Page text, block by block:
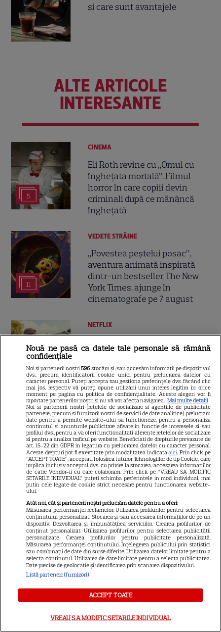
și care sunt avantajele
ALTE ARTICOLE
INTERESANTE
5
CINEMA
Eli Roth revine cu „Omul cu
înghețata mortală”. Filmul
horror în care copiii devin
criminali după ce mănâncă
înghețată
11
VEDETE STRĂINE
„Povestea peștelui posac”,
aventura animată inspirată
dintr-un bestseller The New
York Times, ajunge în
cinematografe pe 7 august
16
NETFLIX
Robert De Niro, „Nosferatu” și
noile sezoane din „Outer
Banks” și „Un veac de
singurătate”
14
VEDETE STRĂINE
Sean Astin din „Stăpânul
Inelelor” a fost nevoit să își
vândă casa din cauza
salariului mic: Câți bani a
primit de fapt
14
VEDETE STRĂINE
Elon Musk, atac la adresa
regizorului premiat cu Oscar
care a realizat documentarul
despre viața sa. Filmul are 232
de minute
VEDETE STRĂINE
Panther. David Jonsson preia
Nouă ne pasă ca datele tale personale să rămână
confidențiale
Noi și partenerii noștri596 stocăm și/sau accesăm informații pe dispozitivul
dvs., precum identificatorii cookie unici pentru prelucrarea datelor cu
caracter personal. Puteți accepta sau gestiona preferințele dvs. făcând clic
mai jos, respectiv vă puteți opune utilizării unui interes legitim în orice
moment pe pagina cu politica de confidențialitate. Aceste alegeri vor fi
raportate partenerilor noștri și nu vă vor afecta navigarea. Mai multe detalii
Noi si partenerii nostri (retelele de socializare si agentiile de publicitate
partenere, precum si furnizorii nostri de servicii de date analitice) prelucram
date pentru a permite website-ului sa functioneze, pentru a personaliza
continutul si anunturile publicitare afisate in functie de interesele si/sau
profilul dvs., pentru a va oferi functionalitati aferente retelelor de socializare
si pentru a analiza traficul pe website. Beneficiati de drepturile prevazute de
art. 15-22 din GDPR in legatura cu prelucrarea datelor cu caracter personal.
Aceste drepturi pot fi exercitate prin modalitatea indicataaici. Prin click pe
“ACCEPT TOATE”, acceptati folosirea tuturor Tehnologiilor de tip Cookie, care
implica inclusiv acceptul dvs. cu privire la stocarea/accesarea informatiilor
de catre Vendor-ii cu care colaboram. Prin click pe “VREAU SA MODIFIC
SETARILE INDIVIDUAL” puteti schimba preferintele in mod individual, mai
putin cele legate de cookie strict necesare pentru functionarea website-
ului.
Atât noi, cât și partenerii noștri prelucrăm datele pentru a oferi:
Măsurarea performanței reclamelor. Utilizarea profilurilor pentru selectarea
conținutului personalizat. Stocarea și/sau accesarea informațiilor de pe un
dispozitiv. Dezvoltarea și îmbunătățirea serviciilor. Crearea profilurilor de
conținut personalizat. Utilizarea profilurilor pentru selectarea publicității
personalizate. Crearea profilurilor pentru publicitate personalizată.
Măsurarea performanței conținutului. Înțelegerea publicului prin statistici
sau combinații de date din surse diferite. Utilizarea datelor limitate pentru a
selecta conținutul. Utilizarea de date limitate pentru a selecta publicitatea.
Date precise de geolocație și identificarea prin scanarea dispozitivului.
Listă parteneri (furnizori)
ACCEPT TOATE
VREAU SA MODIFIC SETARILE INDIVIDUAL